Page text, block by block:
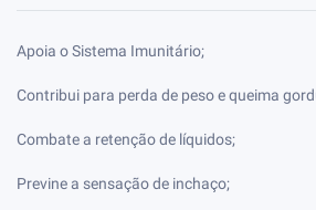
Apoia o Sistema Imunitário;
Contribui para perda de peso e queima
Combate a retenção de líquidos;
Previne a sensação de inchaço;